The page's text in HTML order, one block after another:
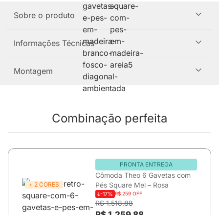
Sobre o produto
Informações Técnicas
Montagem
Combinação perfeita
+ 2 CORES
PRONTA ENTREGA
Cômoda Theo 6 Gavetas com
Pés Square Mel – Rosa
-17% R$ 259 OFF
R$ 1.518,88